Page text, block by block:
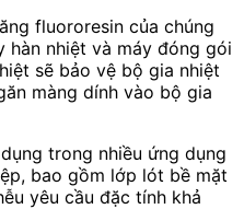
fluororesin của chúng
hàn nhiệt và máy đóng gói
sẽ bảo vệ bộ gia nhiệt
màng dính vào bộ gia
trong nhiều ứng dụng
bao gồm lớp lót bề mặt
yêu cầu đặc tính khả